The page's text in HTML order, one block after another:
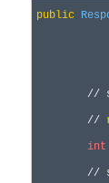
public
//
        //
int
//